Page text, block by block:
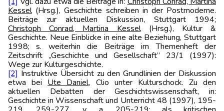
Kessel(Hrsg.), Geschichte schreiben in der Postmoderne.
Beiträge zur aktuellen Diskussion, Stuttgart 1994;
Christoph Conrad, Martina Kessel(Hrsg.), Kultur &
Geschichte. Neue Einblicke in eine alte Beziehung, Stuttgart
1998; s. weiterhin die Beiträge im Themenheft der
Zeitschrift „Geschichte und Gesellschaft” 23/1 (1997):
Wege zur Kulturgeschichte.
[2] Instruktive Übersicht zu den Grundlinien der Diskussion
etwa bei Ute Daniel, Clio unter Kulturschock. Zu den
aktuellen Debatten der Geschichtswissenschaft, in:
Geschichte in Wissenschaft und Unterricht 48 (1997), 195-